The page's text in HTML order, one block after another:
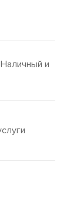
и